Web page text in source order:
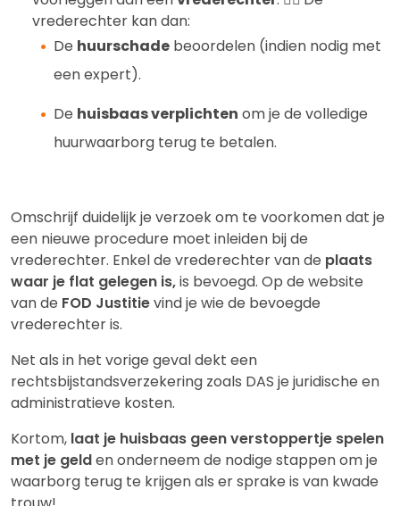
vrederechter kan dan:
De huurschade beoordelen (indien nodig met
een expert).
De huisbaas verplichten om je de volledige
huurwaarborg terug te betalen.
Omschrijf duidelijk je verzoek om te voorkomen dat je
een nieuwe procedure moet inleiden bij de
vrederechter. Enkel de vrederechter van de plaats
waar je flat gelegen is,is bevoegd. Op de website
van de FOD Justitievind je wie de bevoegde
vrederechter is.
Net als in het vorige geval dekt een
rechtsbijstandsverzekering zoals DAS je juridische en
administratieve kosten.
Kortom, laat je huisbaas geen verstoppertje spelen
met je gelden onderneem de nodige stappen om je
waarborg terug te krijgen als er sprake is van kwade